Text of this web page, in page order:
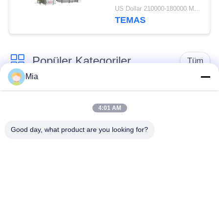
Boxes Manufacturing US Dollar 210000-180000 MOQ:1 Set
TEMAS
Popüler Kategoriler Tüm
Sert Kutu Yapma
Karton kutu yapımı
makine
Automatic Paper Box
Automatic Case
Mia
4:01 AM
Good day, what product are you looking for?